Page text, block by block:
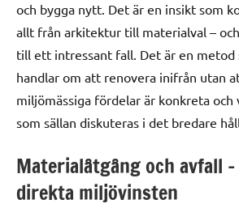
och bygga nytt. Det är en insikt som
allt från arkitektur till materialval –
till ett intressant fall. Det är en metod
handlar om att renovera inifrån utan
miljömässiga fördelar är konkreta och
som sällan diskuteras i det bredare
Materialåtgång och avfall
direkta miljövinsten